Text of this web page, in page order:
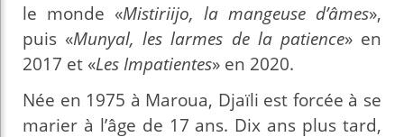
le monde «Mistiriijo, la mangeuse d’âmes»,
puis «Munyal, les larmes de la patience» en
2017 et «Les Impatientes» en 2020.
Née en 1975 à Maroua, Djaïli est forcée à se
marier à l’âge de 17 ans. Dix ans plus tard,